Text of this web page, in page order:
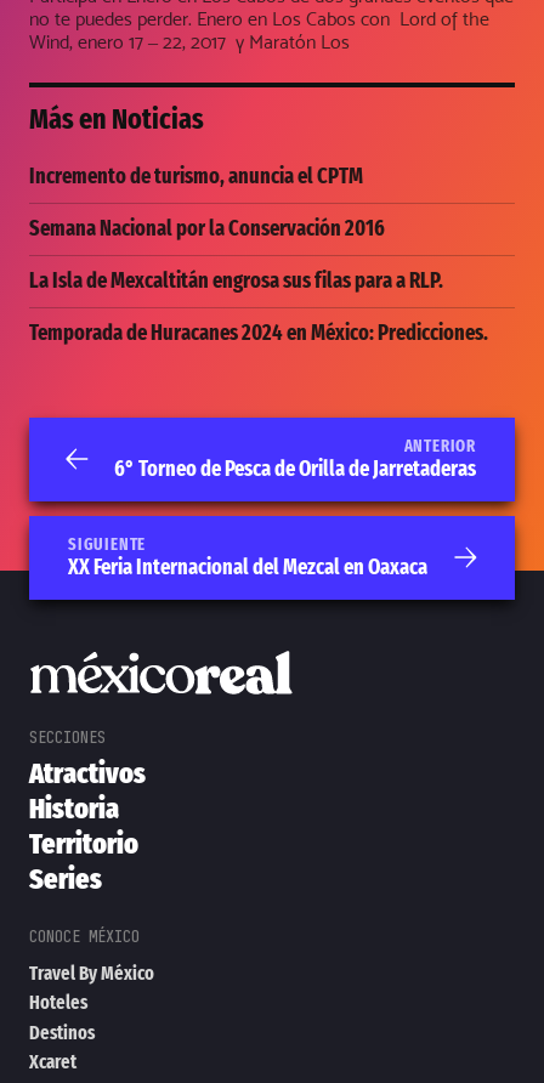
no te puedes perder. Enero en Los Cabos con Lord of the
Wind, enero 17 – 22, 2017 y Maratón Los
Más en Noticias
Incremento de turismo, anuncia el CPTM
Semana Nacional por la Conservación 2016
La Isla de Mexcaltitán engrosa sus filas para a RLP.
Temporada de Huracanes 2024 en México: Predicciones.
ANTERIOR
6° Torneo de Pesca de Orilla de Jarretaderas
SIGUIENTE
XX Feria Internacional del Mezcal en Oaxaca
Atractivos
Historia
Territorio
Series
Travel By México
Hoteles
Destinos
Xcaret